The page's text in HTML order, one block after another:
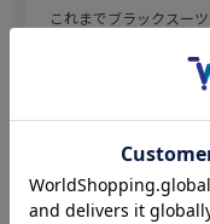
これまでブラックスー